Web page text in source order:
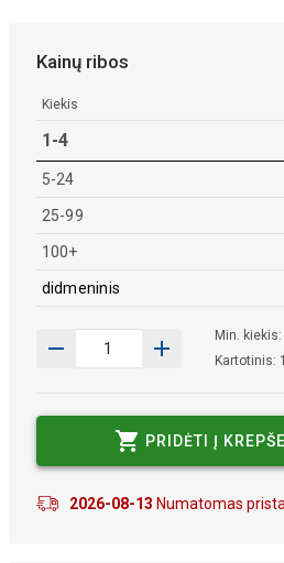
Kainų ribos
Kiekis
1-4
5-24
25-99
100+
didmeninis
Min. kiekis:
Kartotinis: 1
PRIDĖTI Į
2026-08-13 Numatomas